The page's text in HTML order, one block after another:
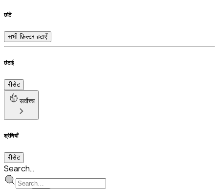
छांटे
सभी फ़िल्टर हटाएँ
छंटाई
रीसेट
सर्वोच्च
श्रेणियाँ
रीसेट
Search…